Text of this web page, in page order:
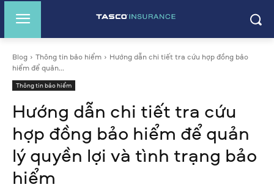
Blog Thông tin bảo hiểm
Hướng dẫn chi tiết tra cứu hợp đồng bảo
hiểm để quản...
Thông tin bảo hiểm
Hướng dẫn chi tiết tra cứu
hợp đồng bảo hiểm để quản
lý quyền lợi và tình trạng bảo
hiểm